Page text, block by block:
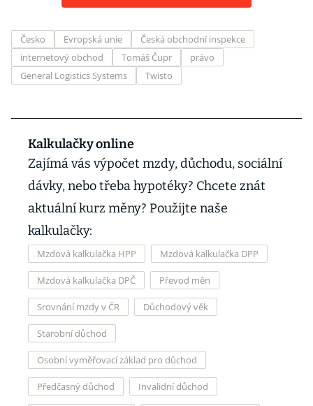
Česko Evropská unie
Česká obchodní inspekce
internetový obchod
Tomáš Čupr
právo
General Logistics Systems
Twisto
Kalkulačky online
Zajímá vás výpočet mzdy, důchodu, sociální
dávky, nebo třeba hypotéky? Chcete znát
aktuální kurz měny? Použijte naše
kalkulačky:
Mzdová kalkulačka HPP Mzdová kalkulačka DPP
Mzdová kalkulačka DPČ Převod měn
Srovnání mzdy v ČR Důchodový věk
Starobní důchod
Osobní vyměřovací základ pro důchod
Předčasný důchod Invalidní důchod